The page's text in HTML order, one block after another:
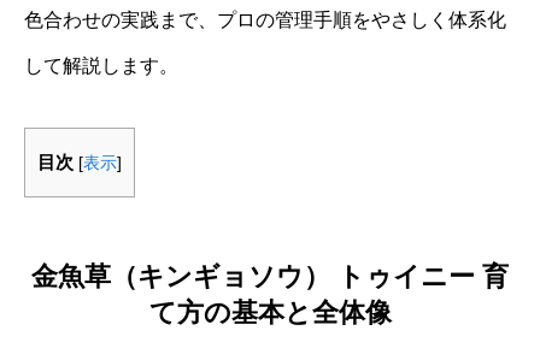
色合わせの実践まで、プロの管理手順をやさしく体系化
して解説します。
目次 [表示]
金魚草（キンギョソウ） トゥイニー 育
て方の基本と全体像